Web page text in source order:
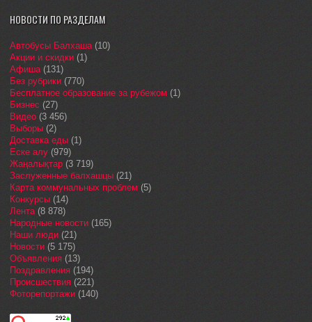
НОВОСТИ ПО РАЗДЕЛАМ
Автобусы Балхаша(10)
Акции и скидки (1)
Афиша(131)
Без рубрики (770)
Бесплатное образование за рубежом (1)
Бизнес (27)
Видео (3 456)
Выборы (2)
Доставка еды (1)
Еске алу (979)
Жаңалықтар (3 719)
Заслуженные балхашцы (21)
Карта коммунальных проблем (5)
Конкурсы (14)
Лента(8 878)
Народные новости (165)
Наши люди (21)
Новости (5 175)
Объявления (13)
Поздравления (194)
Происшествия (221)
Фоторепортажи (140)